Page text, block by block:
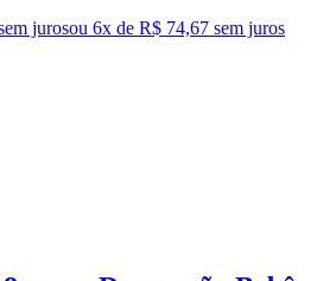
jurosou 6x de R$ 74,67 sem juros